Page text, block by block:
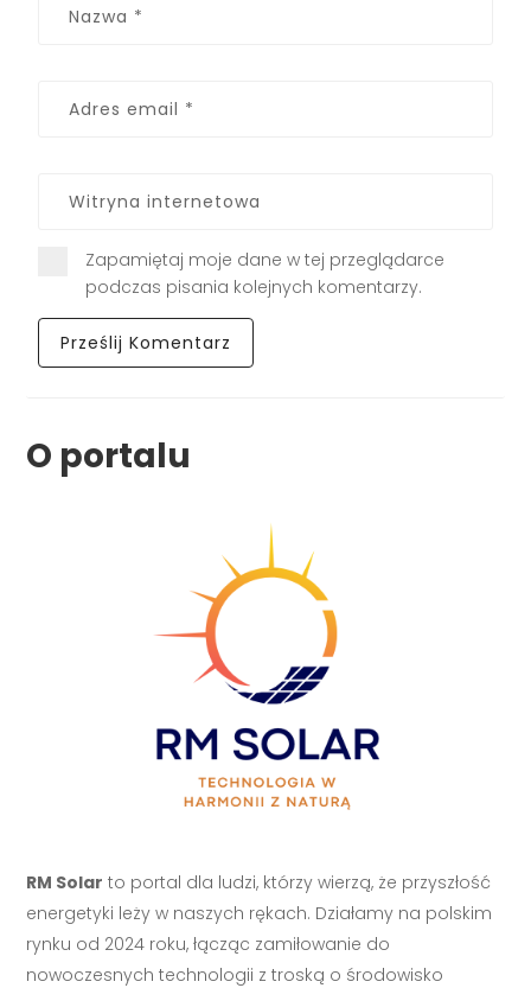
Zapamiętaj moje dane w tej przeglądarce
podczas pisania kolejnych komentarzy.
O portalu
RM Solar to portal dla ludzi, którzy wierzą, że przyszłość
energetyki leży w naszych rękach. Działamy na polskim
rynku od 2024 roku, łącząc zamiłowanie do
nowoczesnych technologii z troską o środowisko